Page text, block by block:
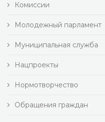
Комиссии
Молодежный парламент
Муниципальная служба
Нацпроекты
Нормотворчество
Обращения граждан